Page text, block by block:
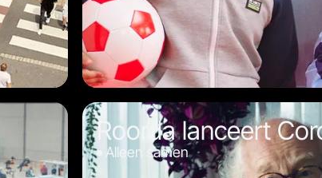
Roorda lanceert
Alleen samen